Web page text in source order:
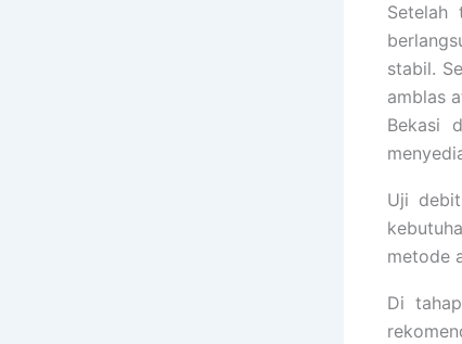
Setelah
stabil.
amblas
Bekasi
Uji
metode
Di